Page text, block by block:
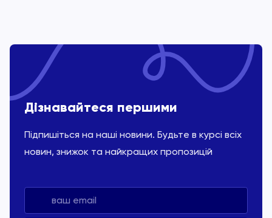
Дізнавайтеся першими
Підпишіться на наші новини. Будьте в курсі всіх
новин, знижок та найкращих пропозицій